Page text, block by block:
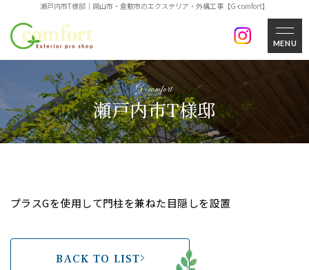
瀬戸内市T様邸｜岡山市・倉敷市のエクステリア・外構工事【G-comfort】
MENU
瀬戸内市T様邸
プラスGを使用して門柱を兼ねた目隠しを設置
BACK TO LIST